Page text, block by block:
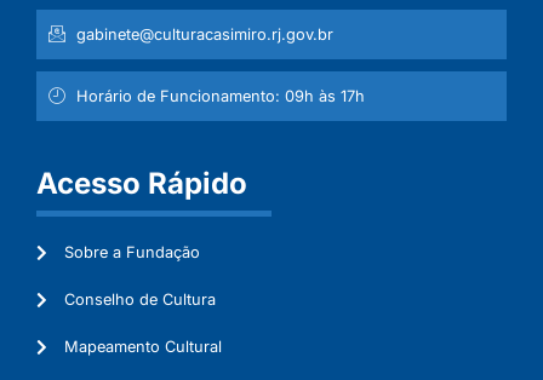
gabinete@culturacasimiro.rj.gov.br
Horário de Funcionamento: 09h às 17h
Acesso Rápido
Sobre a Fundação
Conselho de Cultura
Mapeamento Cultural